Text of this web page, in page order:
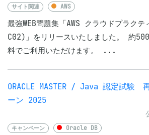
サイト関連 AWS
最強WEB問題集「AWS クラウドプラク
C02)」をリリースいたしました。 約
料でご利用いただけます。 ...
ORACLE MASTER / Java 認定試験
ーン 2025
キャンペーン Oracle DB